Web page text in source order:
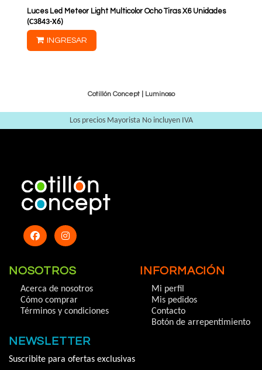
Luces Led Meteor Light Multicolor Ocho Tiras X6 Unidades
(C3843-X6)
INGRESAR
Cotillón Concept | Luminoso
Los precios Mayorista No incluyen IVA
NOSOTROS
Acerca de nosotros
Cómo comprar
Términos y condiciones
INFORMACIÓN
Mi perfil
Mis pedidos
Contacto
Botón de arrepentimiento
NEWSLETTER
Suscribite para ofertas exclusivas